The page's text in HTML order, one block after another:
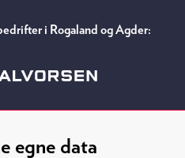
i Rogaland og Agder:
egne data